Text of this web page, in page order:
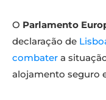
O Parlamento
declaração de
combater a
alojamento seguro